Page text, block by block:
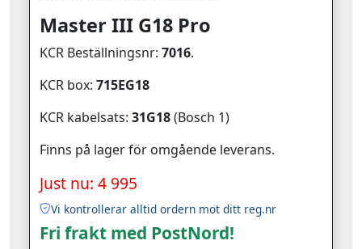
Master III G18 Pro
KCR Beställningsnr: 7016.
KCR box: 715EG18
KCR kabelsats: 31G18(Bosch 1)
Finns på lager för omgående leverans.
Just nu: 4 995
Vi kontrollerar alltid ordern mot ditt reg.nr
Fri frakt med PostNord!